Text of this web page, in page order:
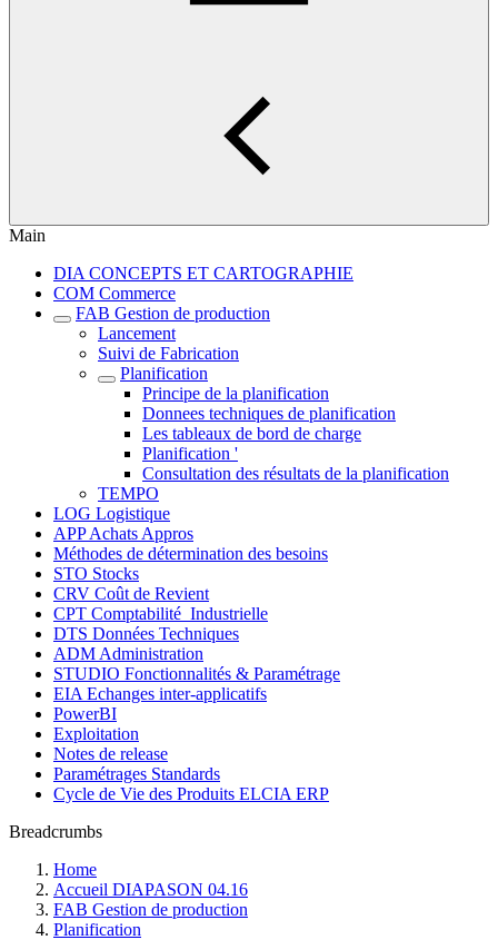
Main
DIA CONCEPTS ET CARTOGRAPHIE
COM Commerce
FAB Gestion de production
Lancement
Suivi de Fabrication
Planification
Principe de la planification
Donnees techniques de planification
Les tableaux de bord de charge
Planification '
Consultation des résultats de la planification
TEMPO
LOG Logistique
APP Achats Appros
Méthodes de détermination des besoins
STO Stocks
CRV Coût de Revient
CPT Comptabilité_Industrielle
DTS Données Techniques
ADM Administration
STUDIO Fonctionnalités & Paramétrage
EIA Echanges inter-applicatifs
PowerBI
Exploitation
Notes de release
Paramétrages Standards
Cycle de Vie des Produits ELCIA ERP
Breadcrumbs
Home
Accueil DIAPASON 04.16
FAB Gestion de production
Planification